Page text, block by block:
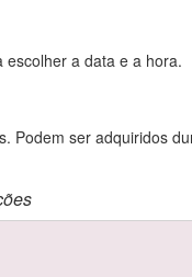
a data e a hora.
Podem ser adquiridos